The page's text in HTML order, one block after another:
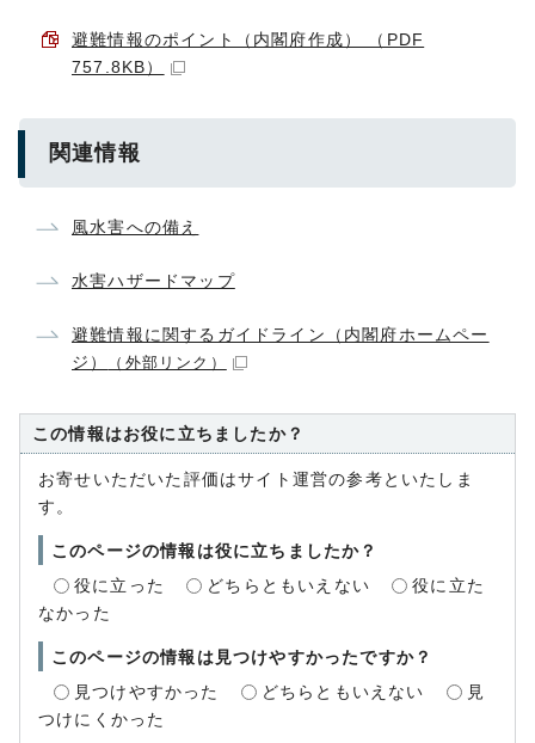
避難情報のポイント（内閣府作成） （PDF
757.8KB）
関連情報
風水害への備え
水害ハザードマップ
避難情報に関するガイドライン（内閣府ホームペー
ジ）
（外部リンク）
この情報はお役に立ちましたか？
お寄せいただいた評価はサイト運営の参考といたしま
す。
このページの情報は役に立ちましたか？
役に立った
どちらともいえない
役に立た
なかった
このページの情報は見つけやすかったですか？
見つけやすかった
どちらともいえない
見
つけにくかった